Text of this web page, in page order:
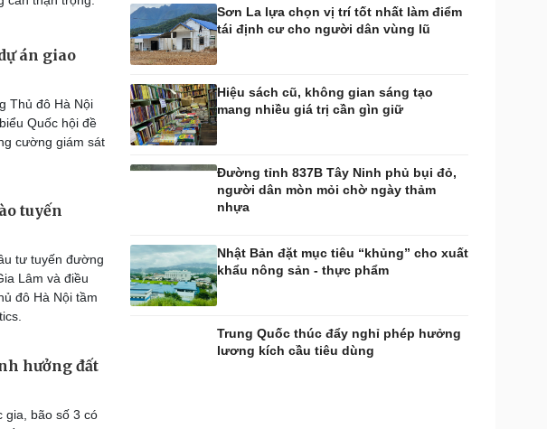
án giao
Thủ đô Hà Nội
Quốc hội đề
cường giám sát
tuyến
tư tuyến đường
Lâm và điều
đô Hà Nội tầm
hưởng đất
gia, bão số 3 có
Sơn La lựa chọn vị trí tốt nhất làm điểm
tái định cư cho người dân vùng lũ
Hiệu sách cũ, không gian sáng tạo
mang nhiều giá trị cần gìn giữ
Đường tỉnh 837B Tây Ninh phủ bụi đỏ,
người dân mòn mỏi chờ ngày thảm
nhựa
Nhật Bản đặt mục tiêu “khủng” cho xuất
khẩu nông sản - thực phẩm
Trung Quốc thúc đẩy nghỉ phép hưởng
lương kích cầu tiêu dùng